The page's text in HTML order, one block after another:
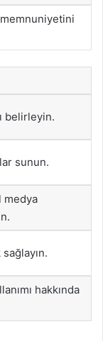
belirleyin.
sunun.
medya
hakkında